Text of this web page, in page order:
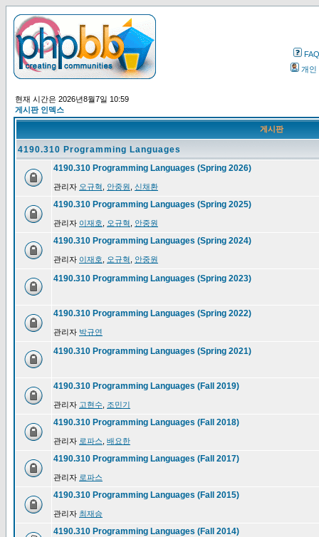
FAQ
개인
현재 시간은 2026년8월7일 10:59
게시판 인덱스
게시판
4190.310 Programming Languages
4190.310 Programming Languages (Spring 2026)
관리자 오규혁 안중원 신채환
4190.310 Programming Languages (Spring 2025)
관리자 이재호 오규혁 안중원
4190.310 Programming Languages (Spring 2024)
관리자 이재호 오규혁 안중원
4190.310 Programming Languages (Spring 2023)
4190.310 Programming Languages (Spring 2022)
관리자 박규연
4190.310 Programming Languages (Spring 2021)
4190.310 Programming Languages (Fall 2019)
관리자 고현수 조민기
4190.310 Programming Languages (Fall 2018)
관리자 로파스 배요한
4190.310 Programming Languages (Fall 2017)
관리자 로파스
4190.310 Programming Languages (Fall 2015)
관리자 최재승
4190.310 Programming Languages (Fall 2014)